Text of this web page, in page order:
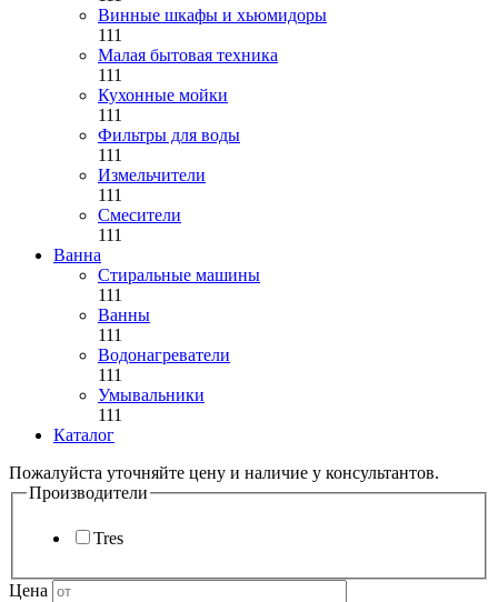
Винные шкафы и хьюмидоры
111
Малая бытовая техника
111
Кухонные мойки
111
Фильтры для воды
111
Измельчители
111
Смесители
111
Ванна
Стиральные машины
111
Ванны
111
Водонагреватели
111
Умывальники
111
Каталог
Пожалуйста уточняйте цену и наличие у консультантов.
Производители
Tres
Цена